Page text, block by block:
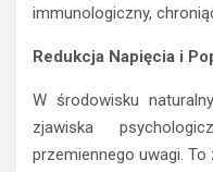
immunologiczny,
Redukcja Napięcia i
W środowisku
zjawiska
przemiennego uwagi.